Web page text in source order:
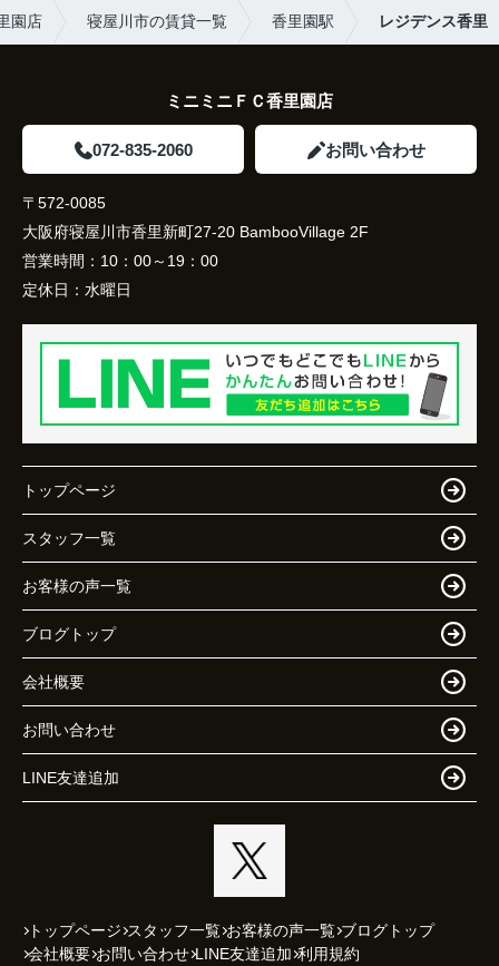
園店 寝屋川市の賃貸一覧 香里園駅 レジデンス香里
ミニミニＦＣ香里園店
072-835-2060 お問い合わせ
〒572-0085
大阪府寝屋川市香里新町27-20 BambooVillage 2F
営業時間： 10：00～19：00
定休日： 水曜日
トップページ
スタッフ一覧
お客様の声一覧
ブログトップ
会社概要
お問い合わせ
LINE友達追加
トップページ スタッフ一覧 お客様の声一覧 ブログトップ
会社概要 お問い合わせ LINE友達追加 利用規約